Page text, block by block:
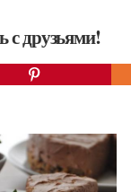
с друзьями!